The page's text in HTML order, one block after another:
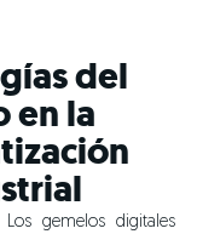
del
en la
Los gemelos digitales